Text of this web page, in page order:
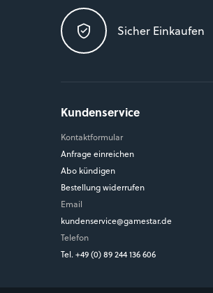
Sicher Einkaufen
Kundenservice
Kontaktformular
Anfrage einreichen
Abo kündigen
Bestellung widerrufen
Email
kundenservice@gamestar.de
Telefon
Tel. +49 (0) 89 244 136 606